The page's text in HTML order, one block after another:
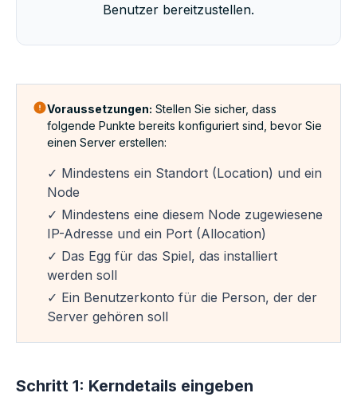
Benutzer bereitzustellen.
Voraussetzungen: Stellen Sie sicher, dass
folgende Punkte bereits konfiguriert sind, bevor Sie
einen Server erstellen:
✓ Mindestens ein Standort (Location) und ein
Node
✓ Mindestens eine diesem Node zugewiesene
IP-Adresse und ein Port (Allocation)
✓ Das Egg für das Spiel, das installiert
werden soll
✓ Ein Benutzerkonto für die Person, der der
Server gehören soll
Schritt 1: Kerndetails eingeben